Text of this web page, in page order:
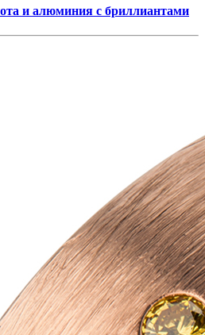
и алюминия с бриллиантами